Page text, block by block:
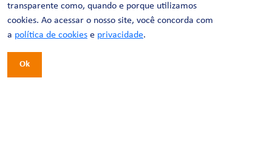
transparente como, quando e porque utilizamos
cookies. Ao acessar o nosso site, você concorda com
a política de cookies e privacidade.
Ok